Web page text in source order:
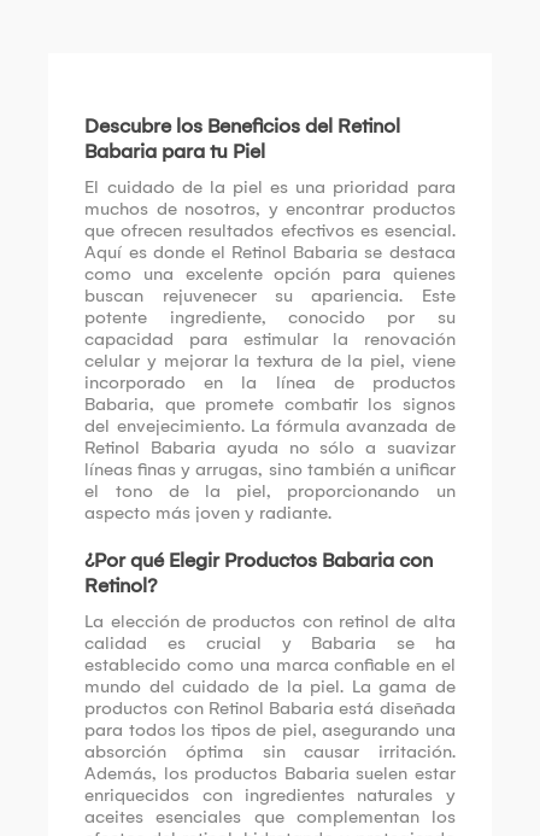
Descubre los Beneficios del Retinol
Babaria para tu Piel
El cuidado de la piel es una prioridad para
muchos de nosotros, y encontrar productos
que ofrecen resultados efectivos es esencial.
Aquí es donde el Retinol Babaria se destaca
como una excelente opción para quienes
buscan rejuvenecer su apariencia. Este
potente ingrediente, conocido por su
capacidad para estimular la renovación
celular y mejorar la textura de la piel, viene
incorporado en la línea de productos
Babaria, que promete combatir los signos
del envejecimiento. La fórmula avanzada de
Retinol Babaria ayuda no sólo a suavizar
líneas finas y arrugas, sino también a unificar
el tono de la piel, proporcionando un
aspecto más joven y radiante.
¿Por qué Elegir Productos Babaria con
Retinol?
La elección de productos con retinol de alta
calidad es crucial y Babaria se ha
establecido como una marca confiable en el
mundo del cuidado de la piel. La gama de
productos con Retinol Babaria está diseñada
para todos los tipos de piel, asegurando una
absorción óptima sin causar irritación.
Además, los productos Babaria suelen estar
enriquecidos con ingredientes naturales y
aceites esenciales que complementan los